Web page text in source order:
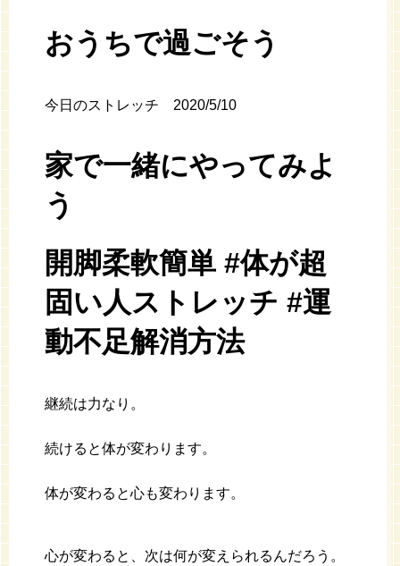
おうちで過ごそう
今日のストレッチ 2020/5/10
家で一緒にやってみよ
う
開脚柔軟簡単 #体が超
固い人ストレッチ #運
動不足解消方法
継続は力なり。
続けると体が変わります。
体が変わると心も変わります。
心が変わると、次は何が変えられるんだろう。